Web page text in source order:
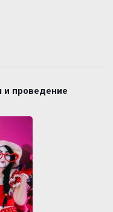
и проведение